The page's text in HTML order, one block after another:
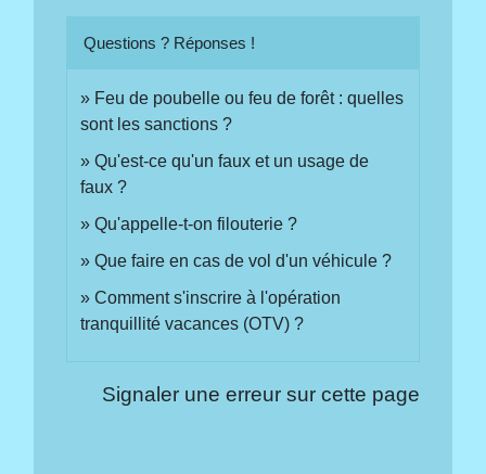
Questions ? Réponses !
Feu de poubelle ou feu de forêt : quelles
sont les sanctions ?
Qu'est-ce qu'un faux et un usage de
faux ?
Qu'appelle-t-on filouterie ?
Que faire en cas de vol d'un véhicule ?
Comment s'inscrire à l'opération
tranquillité vacances (OTV) ?
Signaler une erreur sur cette page